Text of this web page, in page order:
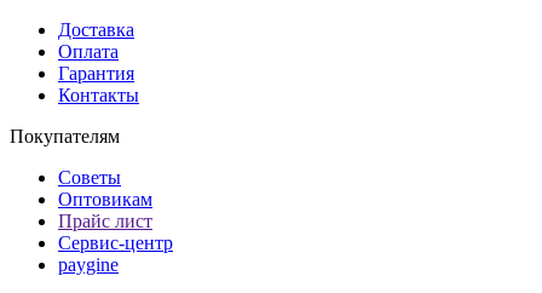
Доставка
Оплата
Гарантия
Контакты
Покупателям
Советы
Оптовикам
Прайс лист
Сервис-центр
paygine